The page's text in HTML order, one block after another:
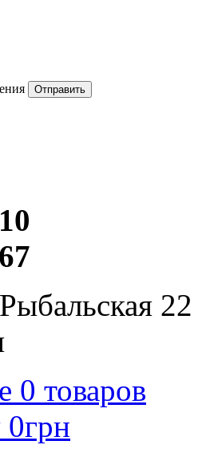
22
0 товаров
0грн